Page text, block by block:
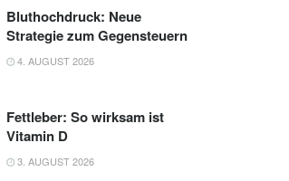
Bluthochdruck: Neue
Strategie zum Gegensteuern
4. AUGUST 2026
Fettleber: So wirksam ist
Vitamin D
3. AUGUST 2026